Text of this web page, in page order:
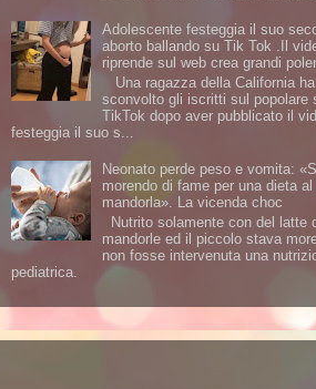
Adolescente festeggia il suo
aborto ballando su Tik Tok .Il
riprende sul web crea grandi
Una ragazza della California ha
sconvolto gli iscritti sul popolare
TikTok dopo aver pubblicato il
festeggia il suo s...
Neonato perde peso e vomita:
morendo di fame per una dieta
mandorla». La vicenda choc
Nutrito solamente con del latte
mandorle ed il piccolo stava
non fosse intervenuta una
pediatrica.